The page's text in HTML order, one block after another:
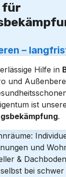
für
–
Hilfe in
und
ist
.
und
&
bei